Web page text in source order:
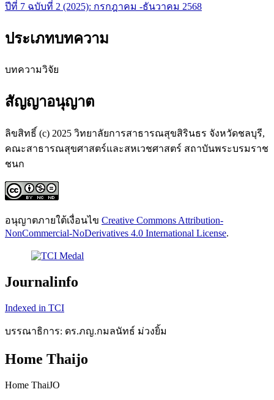
ปีที่ 7 ฉบับที่ 2 (2025): กรกฎาคม -ธันวาคม 2568
ประเภทบทความ
บทความวิจัย
สัญญาอนุญาต
ลิขสิทธิ์ (c) 2025 วิทยาลัยการสาธารณสุขสิรินธร จังหวัดชลบุรี,
คณะสาธารณสุขศาสตร์และสหเวชศาสตร์ สถาบันพระบรมราช
ชนก
อนุญาตภายใต้เงื่อนไข Creative Commons Attribution-
NonCommercial-NoDerivatives 4.0 International License.
Journalinfo
Indexed in TCI
บรรณาธิการ: ดร.ภญ.กมลนัทธ์ ม่วงยิ้ม
Home Thaijo
Home ThaiJO